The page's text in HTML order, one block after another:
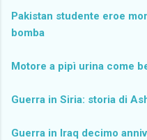
Pakistan studente eroe
bomba
Motore a pipì urina come
Guerra in Siria: storia di
Guerra in Iraq decimo